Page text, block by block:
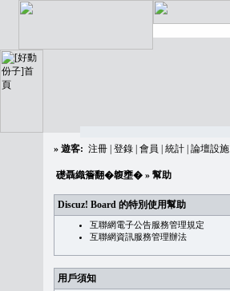
» 遊客: 注冊 登錄 會員 統計 論壇設施
礎聶織簷翻�䪖壅� » 幫助
Discuz! Board 的特別使用幫助
互聯網電子公告服務管理規定
互聯網資訊服務管理辦法
用戶須知